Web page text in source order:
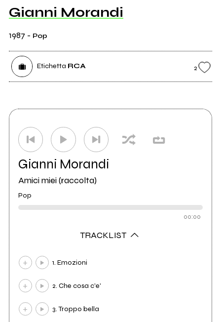
Gianni Morandi
1987 - Pop
Etichetta RCA 2
Gianni Morandi
Amici miei (raccolta)
Pop
00:00
TRACKLIST
1. Emozioni
2. Che cosa c'e'
3. Troppo bella